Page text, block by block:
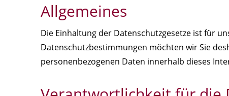
Allgemeines
Die Einhaltung der Datenschutzgesetze ist für
Datenschutzbestimmungen möchten wir Sie
personenbezogenen Daten innerhalb dieses